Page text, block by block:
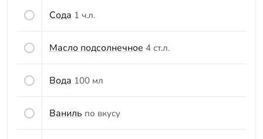
Сода 1 ч.л.
Масло подсолнечное 4 ст.л.
Вода 100 мл
Ваниль по вкусу